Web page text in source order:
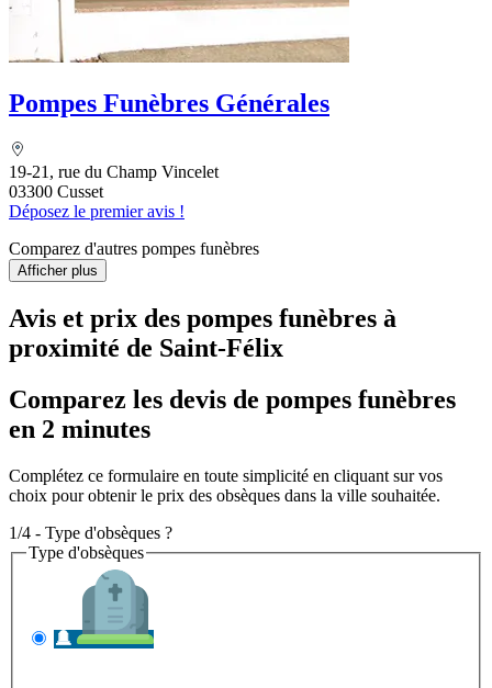
Pompes Funèbres Générales
19-21, rue du Champ Vincelet
03300 Cusset
Déposez le premier avis !
Comparez d'autres pompes funèbres
Afficher plus
Avis et prix des pompes funèbres à
proximité de Saint-Félix
Comparez les devis de pompes funèbres
en 2 minutes
Complétez ce formulaire en toute simplicité en cliquant sur vos
choix pour obtenir le prix des obsèques dans la ville souhaitée.
1/4 - Type d'obsèques ?
Type d'obsèques